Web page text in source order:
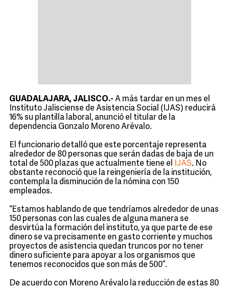
GUADALAJARA, JALISCO.- A más tardar en un mes el
Instituto Jalisciense de Asistencia Social (IJAS) reducirá
16% su plantilla laboral, anunció el titular de la
dependencia Gonzalo Moreno Arévalo.
El funcionario detalló que este porcentaje representa
alrededor de 80 personas que serán dadas de baja de un
total de 500 plazas que actualmente tiene el
IJAS. No
obstante reconoció que la reingeniería de la institución,
contempla la disminución de la nómina con 150
empleados.
“Estamos hablando de que tendríamos alrededor de unas
150 personas con las cuales de alguna manera se
desvirtúa la formación del instituto, ya que parte de ese
dinero se va precisamente en gasto corriente y muchos
proyectos de asistencia quedan truncos por no tener
dinero suficiente para apoyar a los organismos que
tenemos reconocidos que son más de 500”.
De acuerdo con Moreno Arévalo la reducción de estas 80